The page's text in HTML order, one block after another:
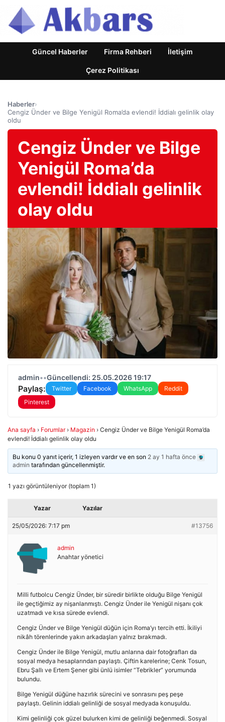
Güncel Haberler Firma Rehberi İletişim
Çerez Politikası
Haberler›
Cengiz Ünder ve Bilge Yenigül Roma’da evlendi! İddialı gelinlik olay
oldu
Cengiz Ünder ve Bilge
Yenigül Roma’da
evlendi! İddialı gelinlik
olay oldu
admin••Güncellendi: 25.05.2026 19:17
Paylaş: Twitter Facebook WhatsApp
Reddit
Pinterest
Ana sayfa › Forumlar › Magazin › Cengiz Ünder ve Bilge Yenigül Roma’da
evlendi! İddialı gelinlik olay oldu
Bu konu 0 yanıt içerir, 1 izleyen vardır ve en son 2 ay 1 hafta önce
admin tarafından güncellenmiştir.
1 yazı görüntüleniyor (toplam 1)
Yazar Yazılar
25/05/2026: 7:17 pm #13756
admin
Anahtar yönetici
Milli futbolcu Cengiz Ünder, bir süredir birlikte olduğu Bilge Yenigül
ile geçtiğimiz ay nişanlanmıştı. Cengiz Ünder ile Yenigül nişanı çok
uzatmadı ve kısa sürede evlendi.
Cengiz Ünder ve Bilge Yenigül düğün için Roma’yı tercih etti. İkiliyi
nikâh törenlerinde yakın arkadaşları yalnız bırakmadı.
Cengiz Ünder ile Bilge Yenigül, mutlu anlarına dair fotoğrafları da
sosyal medya hesaplarından paylaştı. Çiftin karelerine; Cenk Tosun,
Ebru Şallı ve Ertem Şener gibi ünlü isimler “Tebrikler” yorumunda
bulundu.
Bilge Yenigül düğüne hazırlık sürecini ve sonrasını peş peşe
paylaştı. Gelinin iddialı gelinliği de sosyal medyada konuşuldu.
Kimi gelinliği çok güzel bulurken kimi de gelinliği beğenmedi. Sosyal